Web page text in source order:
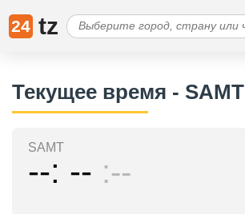
24 tz
Текущее время - SAMT
SAMT
-- -- --